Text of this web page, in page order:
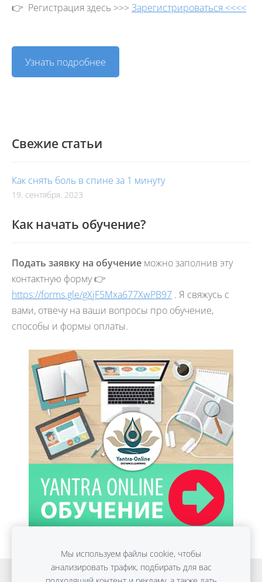
Свежие статьи
Как снять боль в спине за 1 минуту
19. сентября. 2023
Как начать обучение?
Подать заявку на обучение можно заполнив эту
контактную форму 👉
https://forms.gle/gXjF5Mxa677XwPB97 . Я свяжусь с
вами, отвечу на ваши вопросы про обучение,
способы и формы оплаты.
👉 Регистрация здесь >>>Зарегистрироваться <<<<
Узнать подробнее
Мы используем файлы cookie, чтобы
анализировать трафик, подбирать для вас